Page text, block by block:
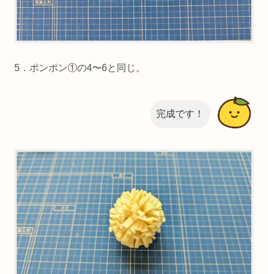
5．ポンポン①の4〜6と同じ。
完成です！